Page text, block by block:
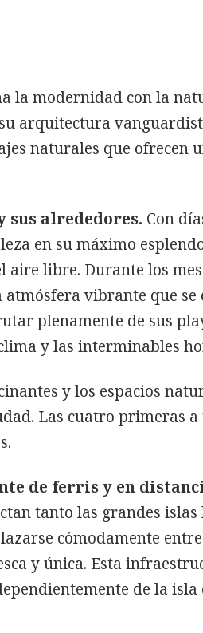
la modernidad con la
arquitectura
naturales que ofrecen
sus alrededores. Con
en su máximo
libre. Durante los
vibrante que se
plenamente de sus
y las interminables
y los espacios
Las cuatro primeras
de ferris y en
tanto las grandes
cómodamente
y única. Esta
de la isla